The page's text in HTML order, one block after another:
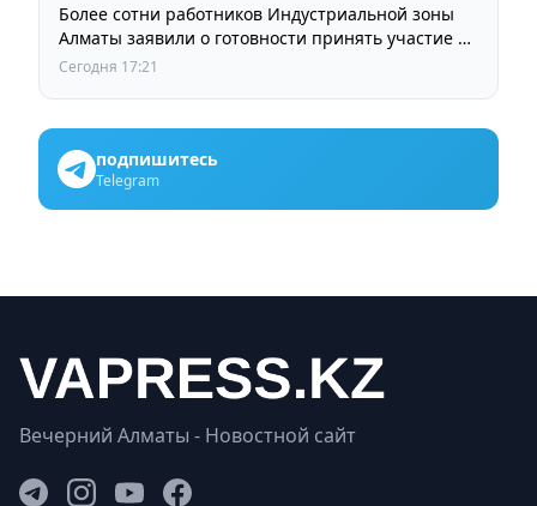
Более сотни работников Индустриальной зоны
Алматы заявили о готовности принять участие в
выборах членов Курылтая
Сегодня 17:21
подпишитесь
Telegram
Вечерний Алматы - Новостной сайт